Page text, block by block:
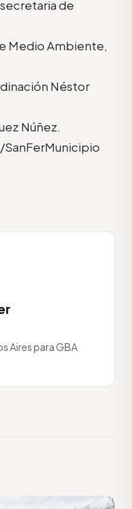
de
Medio Ambiente,
Néstor
Núñez.
Aires para GBA